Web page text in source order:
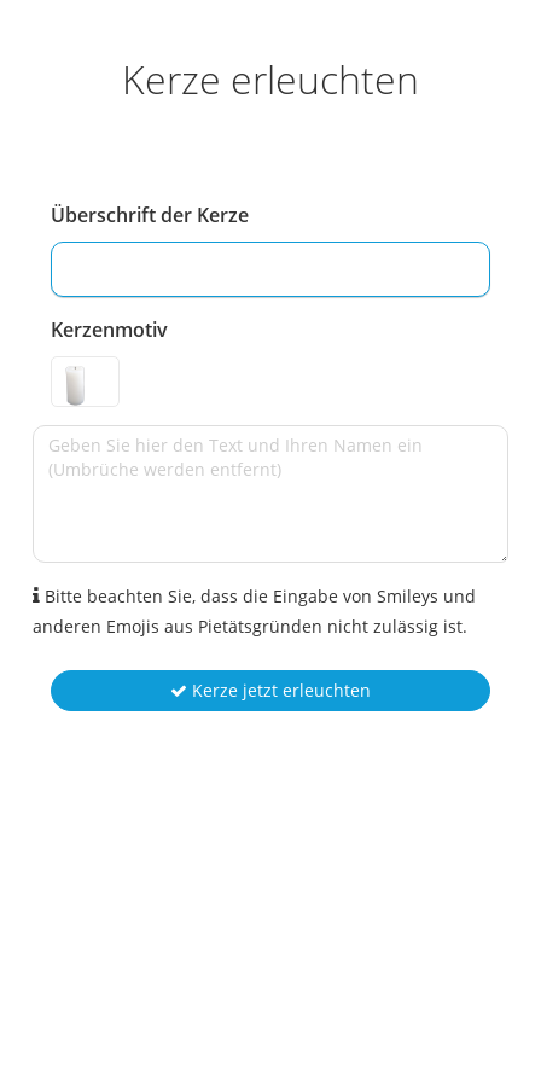
Kerze erleuchten
Überschrift der Kerze
Kerzenmotiv
Bitte beachten Sie, dass die Eingabe von Smileys und
anderen Emojis aus Pietätsgründen nicht zulässig ist.
Kerze jetzt erleuchten